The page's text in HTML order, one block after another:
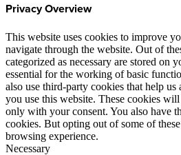
Privacy Overview
This website uses cookies to improve
navigate through the website. Out of
categorized as necessary are stored on
essential for the working of basic
also use third-party cookies that help
you use this website. These cookies
only with your consent. You also have
cookies. But opting out of some of
browsing experience.
Necessary